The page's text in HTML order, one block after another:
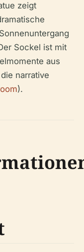
zeigt
Sockel ist mit
aus
narrative
).